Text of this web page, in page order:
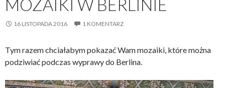
MOZAIKI W BERLINIE
16 LISTOPADA 2016 1 KOMENTARZ
Tym razem chciałabym pokazać Wam mozaiki, które można
podziwiać podczas wyprawy do Berlina.